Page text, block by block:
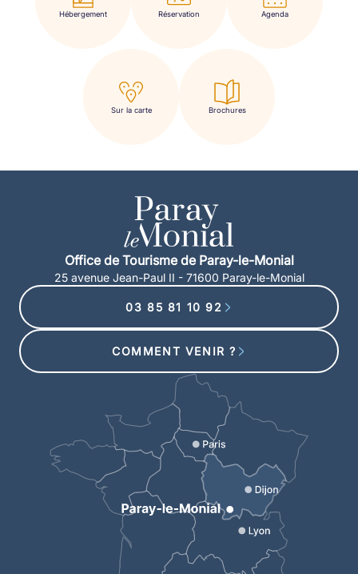
Hébergement Réservation Agenda
Sur la carte Brochures
Office de Tourisme de Paray-le-Monial
25 avenue Jean-Paul II - 71600 Paray-le-Monial
03 85 81 10 92
COMMENT VENIR ?